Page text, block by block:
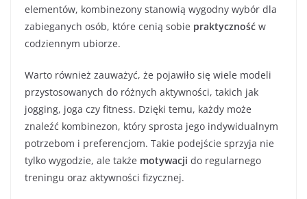
elementów, kombinezony stanowią wygodny wybór dla
zabieganych osób, które cenią sobie praktyczność w
codziennym ubiorze.
Warto również zauważyć, że pojawiło się wiele modeli
przystosowanych do różnych aktywności, takich jak
jogging, joga czy fitness. Dzięki temu, każdy może
znaleźć kombinezon, który sprosta jego indywidualnym
potrzebom i preferencjom. Takie podejście sprzyja nie
tylko wygodzie, ale także motywacji do regularnego
treningu oraz aktywności fizycznej.